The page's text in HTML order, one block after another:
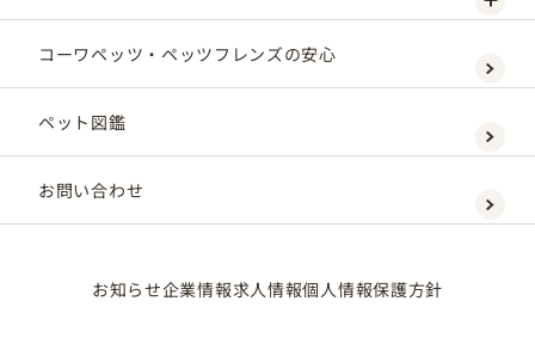
コーワペッツ・ペッツフレンズの安心
ペット図鑑
お問い合わせ
お知らせ企業情報求人情報個人情報保護方針